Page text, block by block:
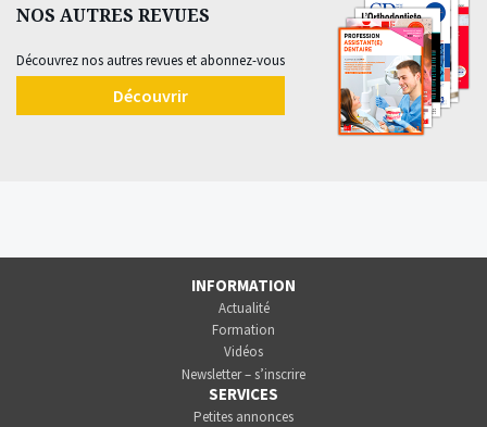
NOS AUTRES REVUES
Découvrez nos autres revues et abonnez-vous
Découvrir
INFORMATION
Actualité
Formation
Vidéos
Newsletter – s’inscrire
SERVICES
Petites annonces